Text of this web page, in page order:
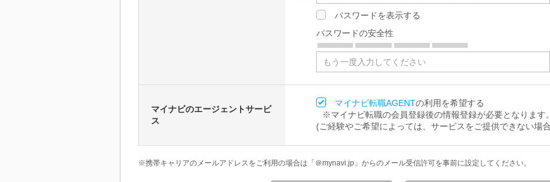
パスワードを表示する
パスワードの安全性
マイナビのエージェントサービ
ス
マイナビ転職AGENTの利用を希望する
※マイナビ転職の会員登録後の情報登録が必要となります
(ご経験やご希望によっては、サービスをご提供できない場
※携帯キャリアのメールアドレスをご利用の場合は「＠mynavi.jp」からのメール受信許可を事前に設定してください。